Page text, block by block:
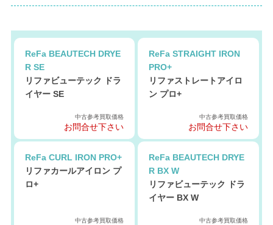
ReFa BEAUTECH DRYE
R SE
リファビューテック ドラ
イヤー SE
中古参考買取価格
お問合せ下さい
ReFa STRAIGHT IRON
PRO+
リファストレートアイロ
ン プロ+
中古参考買取価格
お問合せ下さい
ReFa CURL IRON PRO+
リファカールアイロン プ
ロ+
中古参考買取価格
ReFa BEAUTECH DRYE
R BX W
リファビューテック ドラ
イヤー BX W
中古参考買取価格